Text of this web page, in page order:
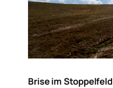
Brise im Stoppelfeld